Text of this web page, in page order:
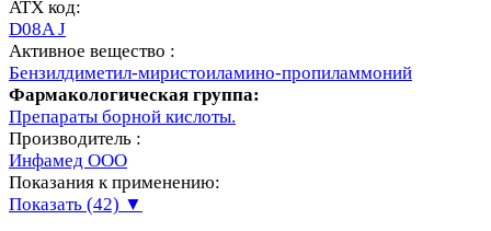
ATX код:
D08A J
Активное вещество :
Бензилдиметил-миристоиламино-пропиламмоний
Фармакологическая группа:
Препараты борной кислоты.
Производитель :
Инфамед ООО
Показания к применению:
Показать (42) ▼